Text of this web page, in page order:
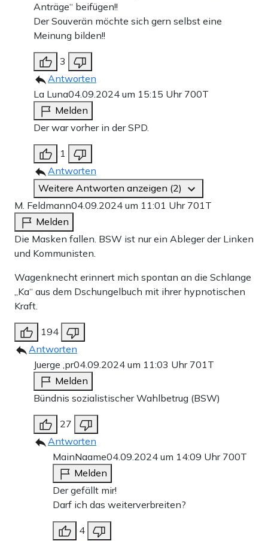
Anträge“ beifügen!!
Der Souverän möchte sich gern selbst eine
Meinung bilden!!
3
Antworten
La Luna04.09.2024 um 15:15 Uhr 700T
Melden
Der war vorher in der SPD.
1
Antworten
Weitere Antworten anzeigen (2)
M. Feldmann04.09.2024 um 11:01 Uhr 701T
Melden
Die Masken fallen. BSW ist nur ein Ableger der Linken
und Kommunisten.
Wagenknecht erinnert mich spontan an die Schlange
„Ka“ aus dem Dschungelbuch mit ihrer hypnotischen
Kraft.
194
Antworten
Juerge ,pr04.09.2024 um 11:03 Uhr 701T
Melden
Bündnis sozialistischer Wahlbetrug (BSW)
27
Antworten
MainNaame04.09.2024 um 14:09 Uhr 700T
Melden
Der gefällt mir!
Darf ich das weiterverbreiten?
4